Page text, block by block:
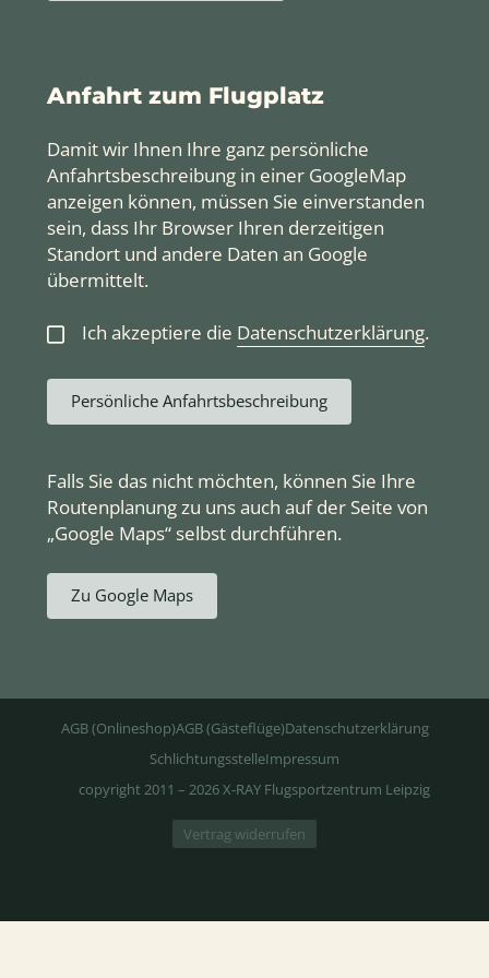
Anfahrt zum Flugplatz
Damit wir Ihnen Ihre ganz persönliche
Anfahrtsbeschreibung in einer GoogleMap
anzeigen können, müssen Sie einverstanden
sein, dass Ihr Browser Ihren derzeitigen
Standort und andere Daten an Google
übermittelt.
Ich akzeptiere die Datenschutzerklärung.
Persönliche Anfahrtsbeschreibung
Falls Sie das nicht möchten, können Sie Ihre
Routenplanung zu uns auch auf der Seite von
„Google Maps“ selbst durchführen.
Zu Google Maps
AGB (Onlineshop)AGB (Gästeflüge)Datenschutzerklärung
SchlichtungsstelleImpressum
copyright 2011 – 2026 X-RAY Flugsportzentrum Leipzig
Vertrag widerrufen